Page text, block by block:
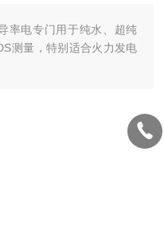
率电专门用于纯水、超纯
测量，特别适合火力发电